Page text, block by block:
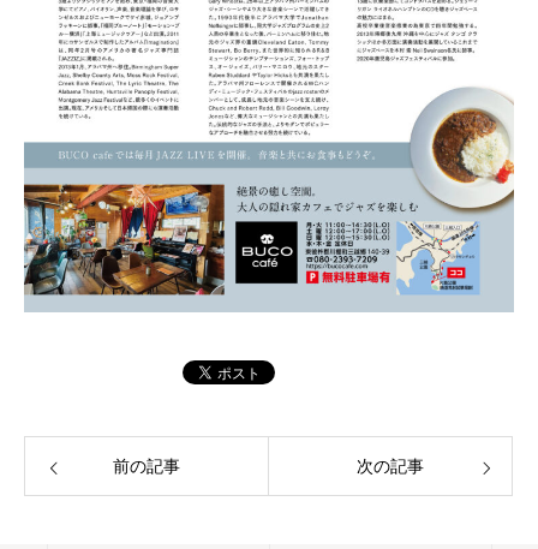
前の記事 次の記事